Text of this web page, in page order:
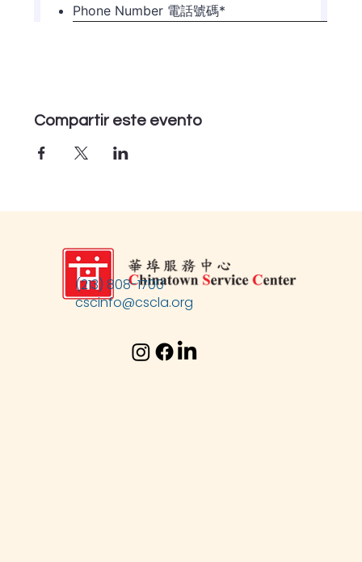
Compartir este evento
(213) 808-1700
cscinfo@cscla.org